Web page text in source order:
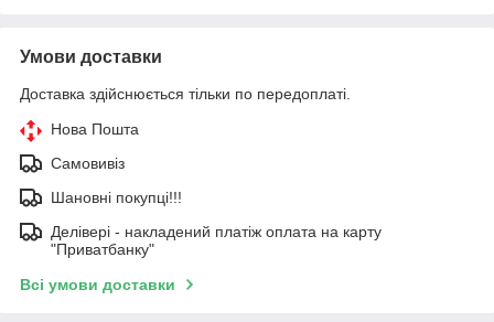
Умови доставки
Доставка здійснюється тільки по передоплаті.
Нова Пошта
Самовивіз
Шановні покупці!!!
Делівері - накладений платіж оплата на карту
"Приватбанку"
Всі умови доставки